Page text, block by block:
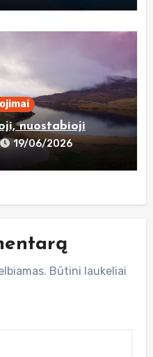
nuostabioji
19/06/2026
Būtini laukeliai